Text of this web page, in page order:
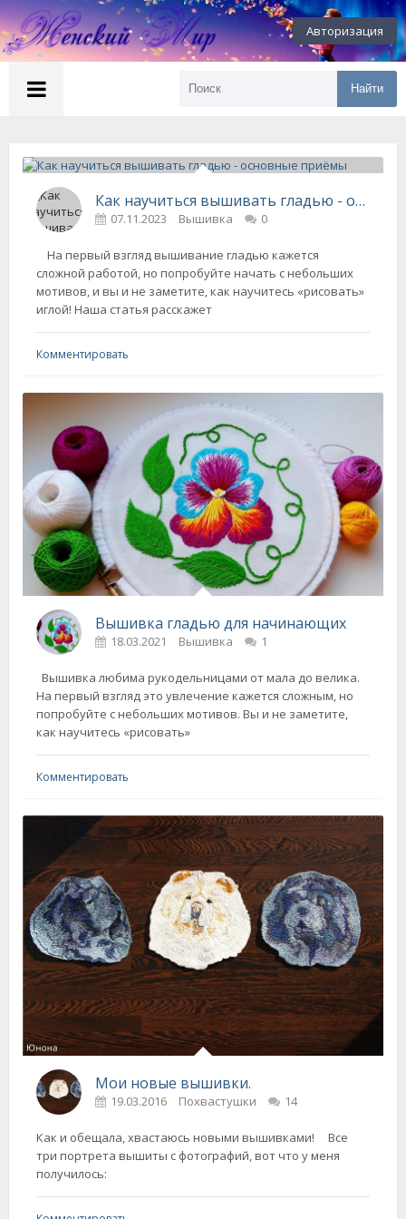
Авторизация
Найти
Как научиться вышивать гладью - основные приёмы
07.11.2023 Вышивка 0
На первый взгляд вышивание гладью кажется
сложной работой, но попробуйте начать с небольших
мотивов, и вы и не заметите, как научитесь «рисовать»
иглой! Наша статья расскажет
Комментировать
Вышивка гладью для начинающих
18.03.2021 Вышивка 1
Вышивка любима рукодельницами от мала до велика.
На первый взгляд это увлечение кажется сложным, но
попробуйте с небольших мотивов. Вы и не заметите,
как научитесь «рисовать»
Комментировать
Мои новые вышивки.
19.03.2016 Похвастушки 14
Как и обещала, хвастаюсь новыми вышивками! Все
три портрета вышиты с фотографий, вот что у меня
получилось: